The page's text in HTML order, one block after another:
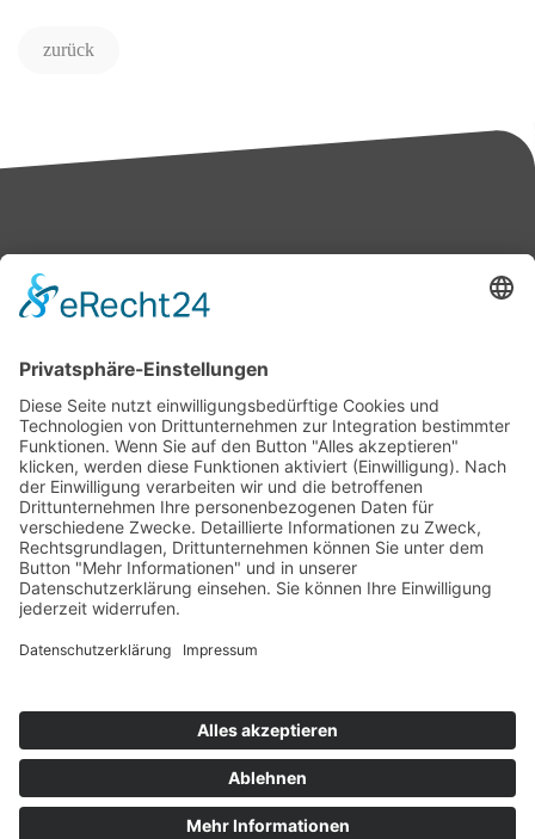
zurück
Mitglied des Deutschen Bundestages
Presse & Downloads
Pressemitteilungen
Pressefotos
BASis Info
Newsletter-Abo
Kontakt Datenschutz Impressum